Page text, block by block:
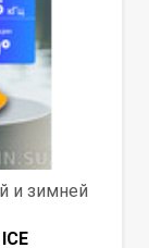
и зимней